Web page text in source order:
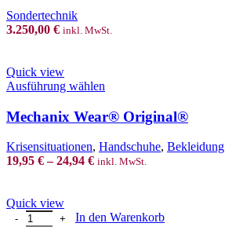
Sondertechnik
3.250,00 € inkl. MwSt.
Quick view
Ausführung wählen
has
multiple
variants.
The
chosen
on
Mechanix Wear® Original®
Krisensituationen, Handschuhe, Bekleidung
19,95 €–24,94 € inkl. MwSt.
Quick view
Nextorch TA 30 Menge
In den Warenkorb